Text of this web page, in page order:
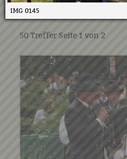
26.06.2017
50 Treffer Seite 1 von 2
IMG 0145